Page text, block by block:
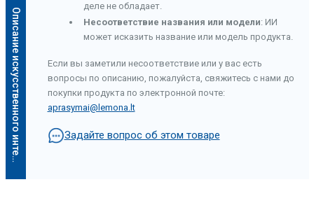
О
п
и
с
а
н
и
е
и
с
к
у
с
с
т
в
е
н
н
о
г
о
и
н
т
е
л
л
е
к
т
а
деле не обладает.
Несоответствие названия или модели: ИИ
может исказить название или модель продукта.
Если вы заметили несоответствие или у вас есть
вопросы по описанию, пожалуйста, свяжитесь с нами до
покупки продукта по электронной почте:
aprasymai@lemona.lt
Задайте вопрос об этом товаре